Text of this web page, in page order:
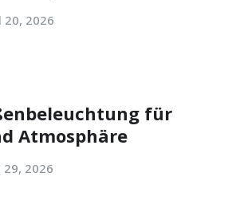
20, 2026
für
Atmosphäre
29, 2026